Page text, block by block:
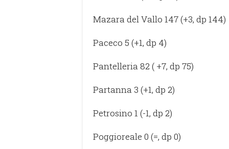
Mazara del Vallo 147 (+3, dp 144)
Paceco 5 (+1, dp 4)
Pantelleria 82 ( +7, dp 75)
Partanna 3 (+1, dp 2)
Petrosino 1 (-1, dp 2)
Poggioreale 0 (=, dp 0)